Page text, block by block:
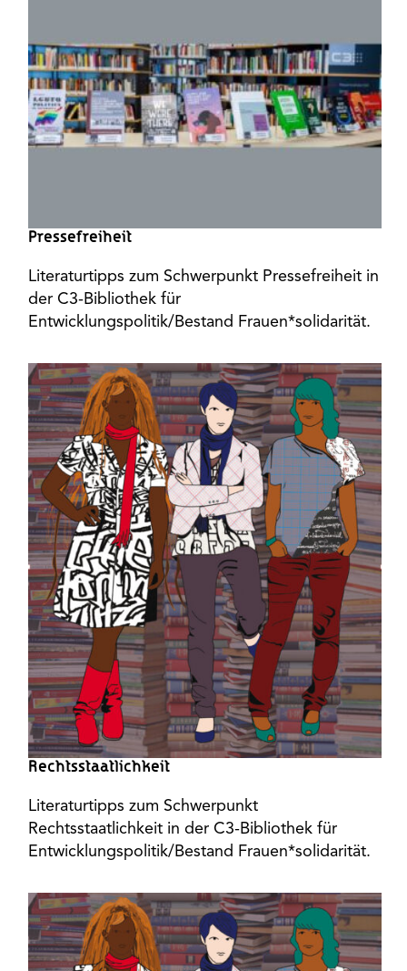
Pressefreiheit
Literaturtipps zum Schwerpunkt Pressefreiheit in
der C3-Bibliothek für
Entwicklungspolitik/Bestand Frauen*solidarität.
Rechtsstaatlichkeit
Literaturtipps zum Schwerpunkt
Rechtsstaatlichkeit in der C3-Bibliothek für
Entwicklungspolitik/Bestand Frauen*solidarität.